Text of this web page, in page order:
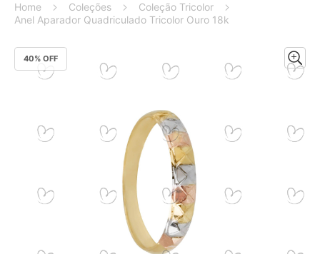
Home Coleções
Coleção Tricolor
Anel Aparador Quadriculado Tricolor Ouro 18k
40% OFF
Pular
para
o
imagens